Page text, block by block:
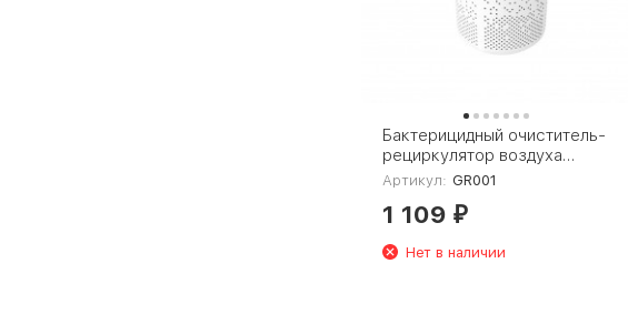
Бактерицидный очиститель-
рециркулятор воздуха
Gauss Guard GR001
Артикул: GR001
1 109 ₽
Нет в наличии